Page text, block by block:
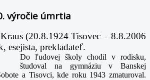
výročie úmrtia
(20.8.1924 Tisovec – 8.8.2006
esejista, prekladateľ.
Do ľudovej školy chodil v rodisku,
študoval na gymnáziu v Banskej
a Tisovci, kde roku 1943 zmaturoval.